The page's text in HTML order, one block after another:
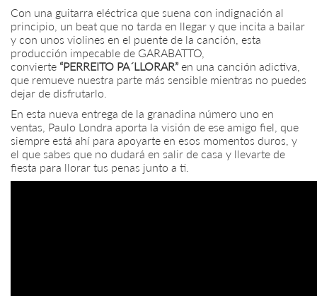
Con una guitarra eléctrica que suena con indignación al
principio, un beat que no tarda en llegar y que incita a bailar
y con unos violines en el puente de la canción, esta
producción impecable de GARABATTO,
convierte “PERREITO PA´LLORAR” en una canción adictiva,
que remueve nuestra parte más sensible mientras no puedes
dejar de disfrutarlo.
En esta nueva entrega de la granadina número uno en
ventas, Paulo Londra aporta la visión de ese amigo fiel, que
siempre está ahí para apoyarte en esos momentos duros, y
el que sabes que no dudará en salir de casa y llevarte de
fiesta para llorar tus penas junto a ti.